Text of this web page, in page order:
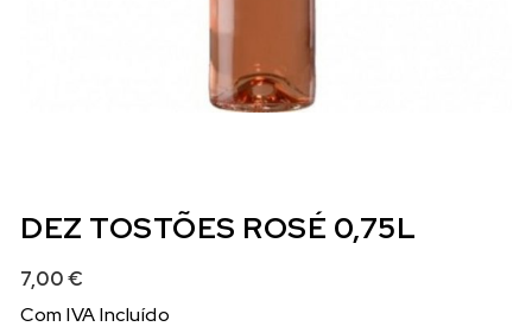
DEZ TOSTÕES ROSÉ 0,75L
7,00€
Com IVA Incluído